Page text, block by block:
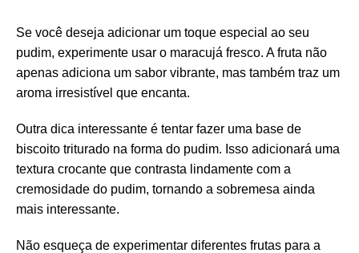
Se você deseja adicionar um toque especial ao seu
pudim, experimente usar o maracujá fresco. A fruta não
apenas adiciona um sabor vibrante, mas também traz um
aroma irresistível que encanta.
Outra dica interessante é tentar fazer uma base de
biscoito triturado na forma do pudim. Isso adicionará uma
textura crocante que contrasta lindamente com a
cremosidade do pudim, tornando a sobremesa ainda
mais interessante.
Não esqueça de experimentar diferentes frutas para a